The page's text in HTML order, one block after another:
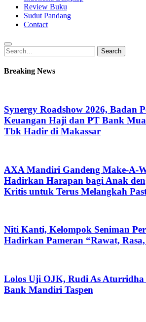
Review Buku
Sudut Pandang
Contact
Search
for:
Search
Breaking News
Synergy Roadshow 2026, Badan
Keuangan Haji dan PT Bank
Tbk Hadir di Makassar
AXA Mandiri Gandeng Make-A-
Hadirkan Harapan bagi Anak
Kritis untuk Terus Melangkah
Niti Kanti, Kelompok Seniman
Hadirkan Pameran “Rawat,
Lolos Uji OJK, Rudi As
Bank Mandiri Taspen